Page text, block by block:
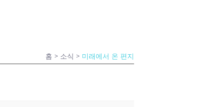
홈 > 소식 > 미래에서 온 편지